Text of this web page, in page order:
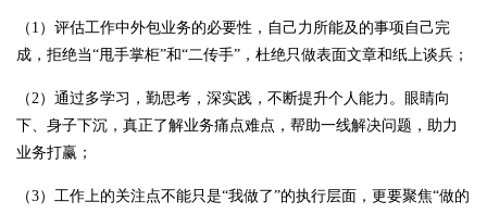
（1）评估工作中外包业务的必要性，自己力所能及的事项自己完
成，拒绝当“甩手掌柜”和“二传手”，杜绝只做表面文章和纸上谈兵；
（2）通过多学习，勤思考，深实践，不断提升个人能力。眼睛向
下、身子下沉，真正了解业务痛点难点，帮助一线解决问题，助力
业务打赢；
（3）工作上的关注点不能只是“我做了”的执行层面，更要聚焦“做的